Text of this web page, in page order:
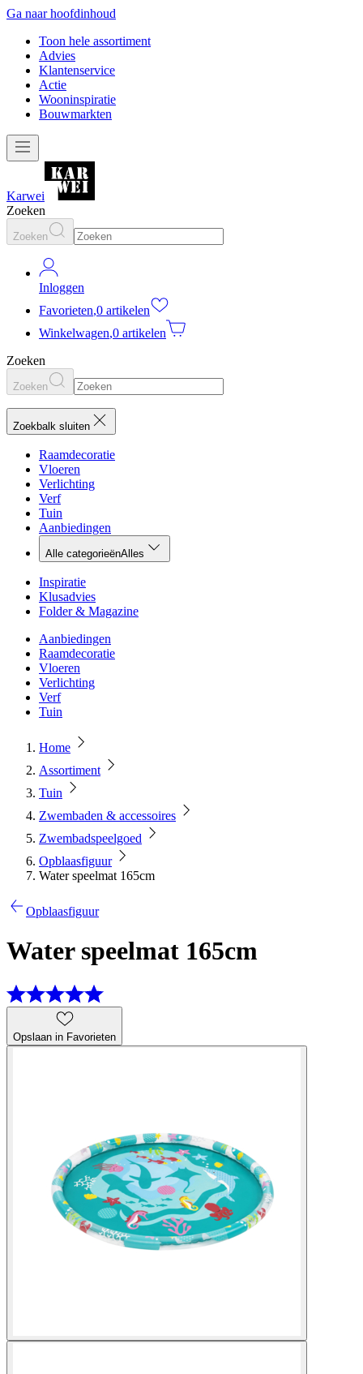
Ga naar hoofdinhoud
Toon hele assortiment
Advies
Klantenservice
Actie
Wooninspiratie
Bouwmarkten
Karwei
Zoeken
Zoeken
Inloggen
Favorieten,0 artikelen
Winkelwagen,0 artikelen
Zoeken
Zoeken
Zoekbalk sluiten
Raamdecoratie
Vloeren
Verlichting
Verf
Tuin
Aanbiedingen
Alle categorieënAlles
Inspiratie
Klusadvies
Folder & Magazine
Aanbiedingen
Raamdecoratie
Vloeren
Verlichting
Verf
Tuin
Home
Assortiment
Tuin
Zwembaden & accessoires
Zwembadspeelgoed
Opblaasfiguur
Water speelmat 165cm
Opblaasfiguur
Water speelmat 165cm
Opslaan in Favorieten